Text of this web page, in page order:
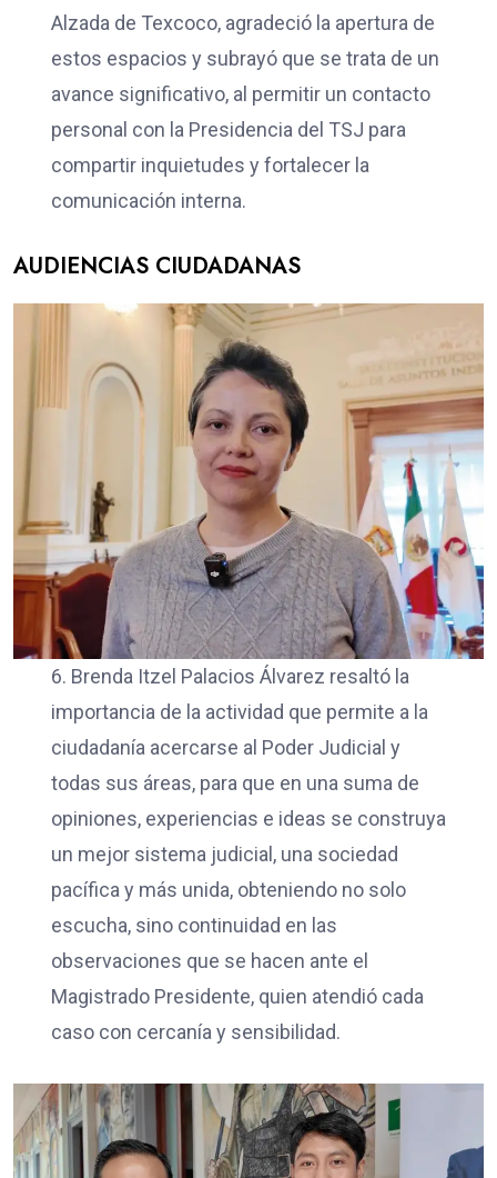
Alzada de Texcoco, agradeció la apertura de
estos espacios y subrayó que se trata de un
avance significativo, al permitir un contacto
personal con la Presidencia del TSJ para
compartir inquietudes y fortalecer la
comunicación interna.
AUDIENCIAS CIUDADANAS
6. Brenda Itzel Palacios Álvarez resaltó la
importancia de la actividad que permite a la
ciudadanía acercarse al Poder Judicial y
todas sus áreas, para que en una suma de
opiniones, experiencias e ideas se construya
un mejor sistema judicial, una sociedad
pacífica y más unida, obteniendo no solo
escucha, sino continuidad en las
observaciones que se hacen ante el
Magistrado Presidente, quien atendió cada
caso con cercanía y sensibilidad.